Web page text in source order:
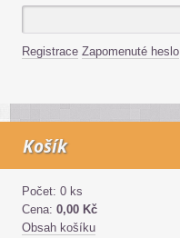
Registrace Zapomenuté heslo
Košík
Počet: 0 ks
Cena: 0,00 Kč
Obsah košíku